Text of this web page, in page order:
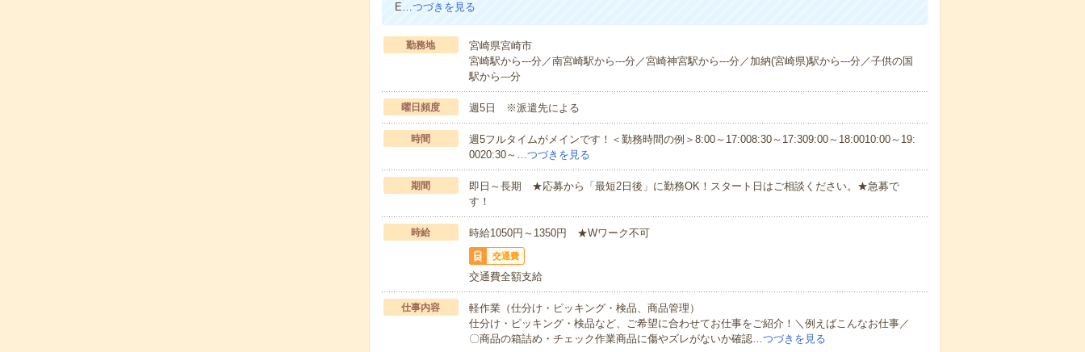
E…つづきを見る
勤務地
宮崎県宮崎市
宮崎駅から---分／南宮崎駅から---分／宮崎神宮駅から---分／加納(宮崎県)駅から---分／子供の国
駅から---分
曜日頻度 週5日 ※派遣先による
時間
週5フルタイムがメインです！＜勤務時間の例＞8:00～17:008:30～17:309:00～18:0010:00～19:
0020:30～…つづきを見る
期間
即日～長期 ★応募から「最短2日後」に勤務OK！スタート日はご相談ください。★急募で
す！
時給 時給1050円～1350円 ★Wワーク不可
交通費
交通費全額支給
仕事内容
軽作業（仕分け・ピッキング・検品、商品管理）
仕分け・ピッキング・検品など、ご希望に合わせてお仕事をご紹介！＼例えばこんなお仕事／
〇商品の箱詰め・チェック作業商品に傷やズレがないか確認…つづきを見る